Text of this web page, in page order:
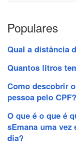
Populares
Qual a distância
Quantos litros
Como descobrir
pessoa pelo CPF?
O que é o que é
sEmana uma vez
dia?